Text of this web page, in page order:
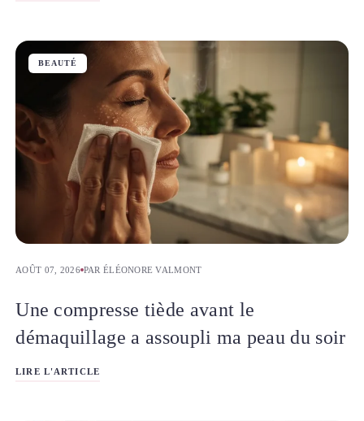
BEAUTÉ
AOÛT 07, 2026 PAR ÉLÉONORE VALMONT
Une compresse tiède avant le
démaquillage a assoupli ma peau du soir
LIRE L'ARTICLE